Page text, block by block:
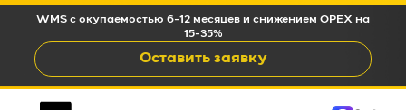
WMS c окупаемостью 6-12 месяцев и снижением OPEX на
15-35%
Оставить заявку